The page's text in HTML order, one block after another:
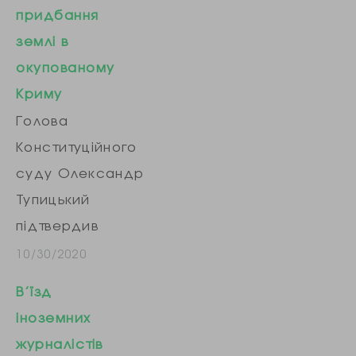
придбання
землі в
окупованому
Криму
Голова
Конституційного
суду Олександр
Тупицький
підтвердив
інформацію,
журналістами
10/30/2020
В’їзд
іноземних
журналістів